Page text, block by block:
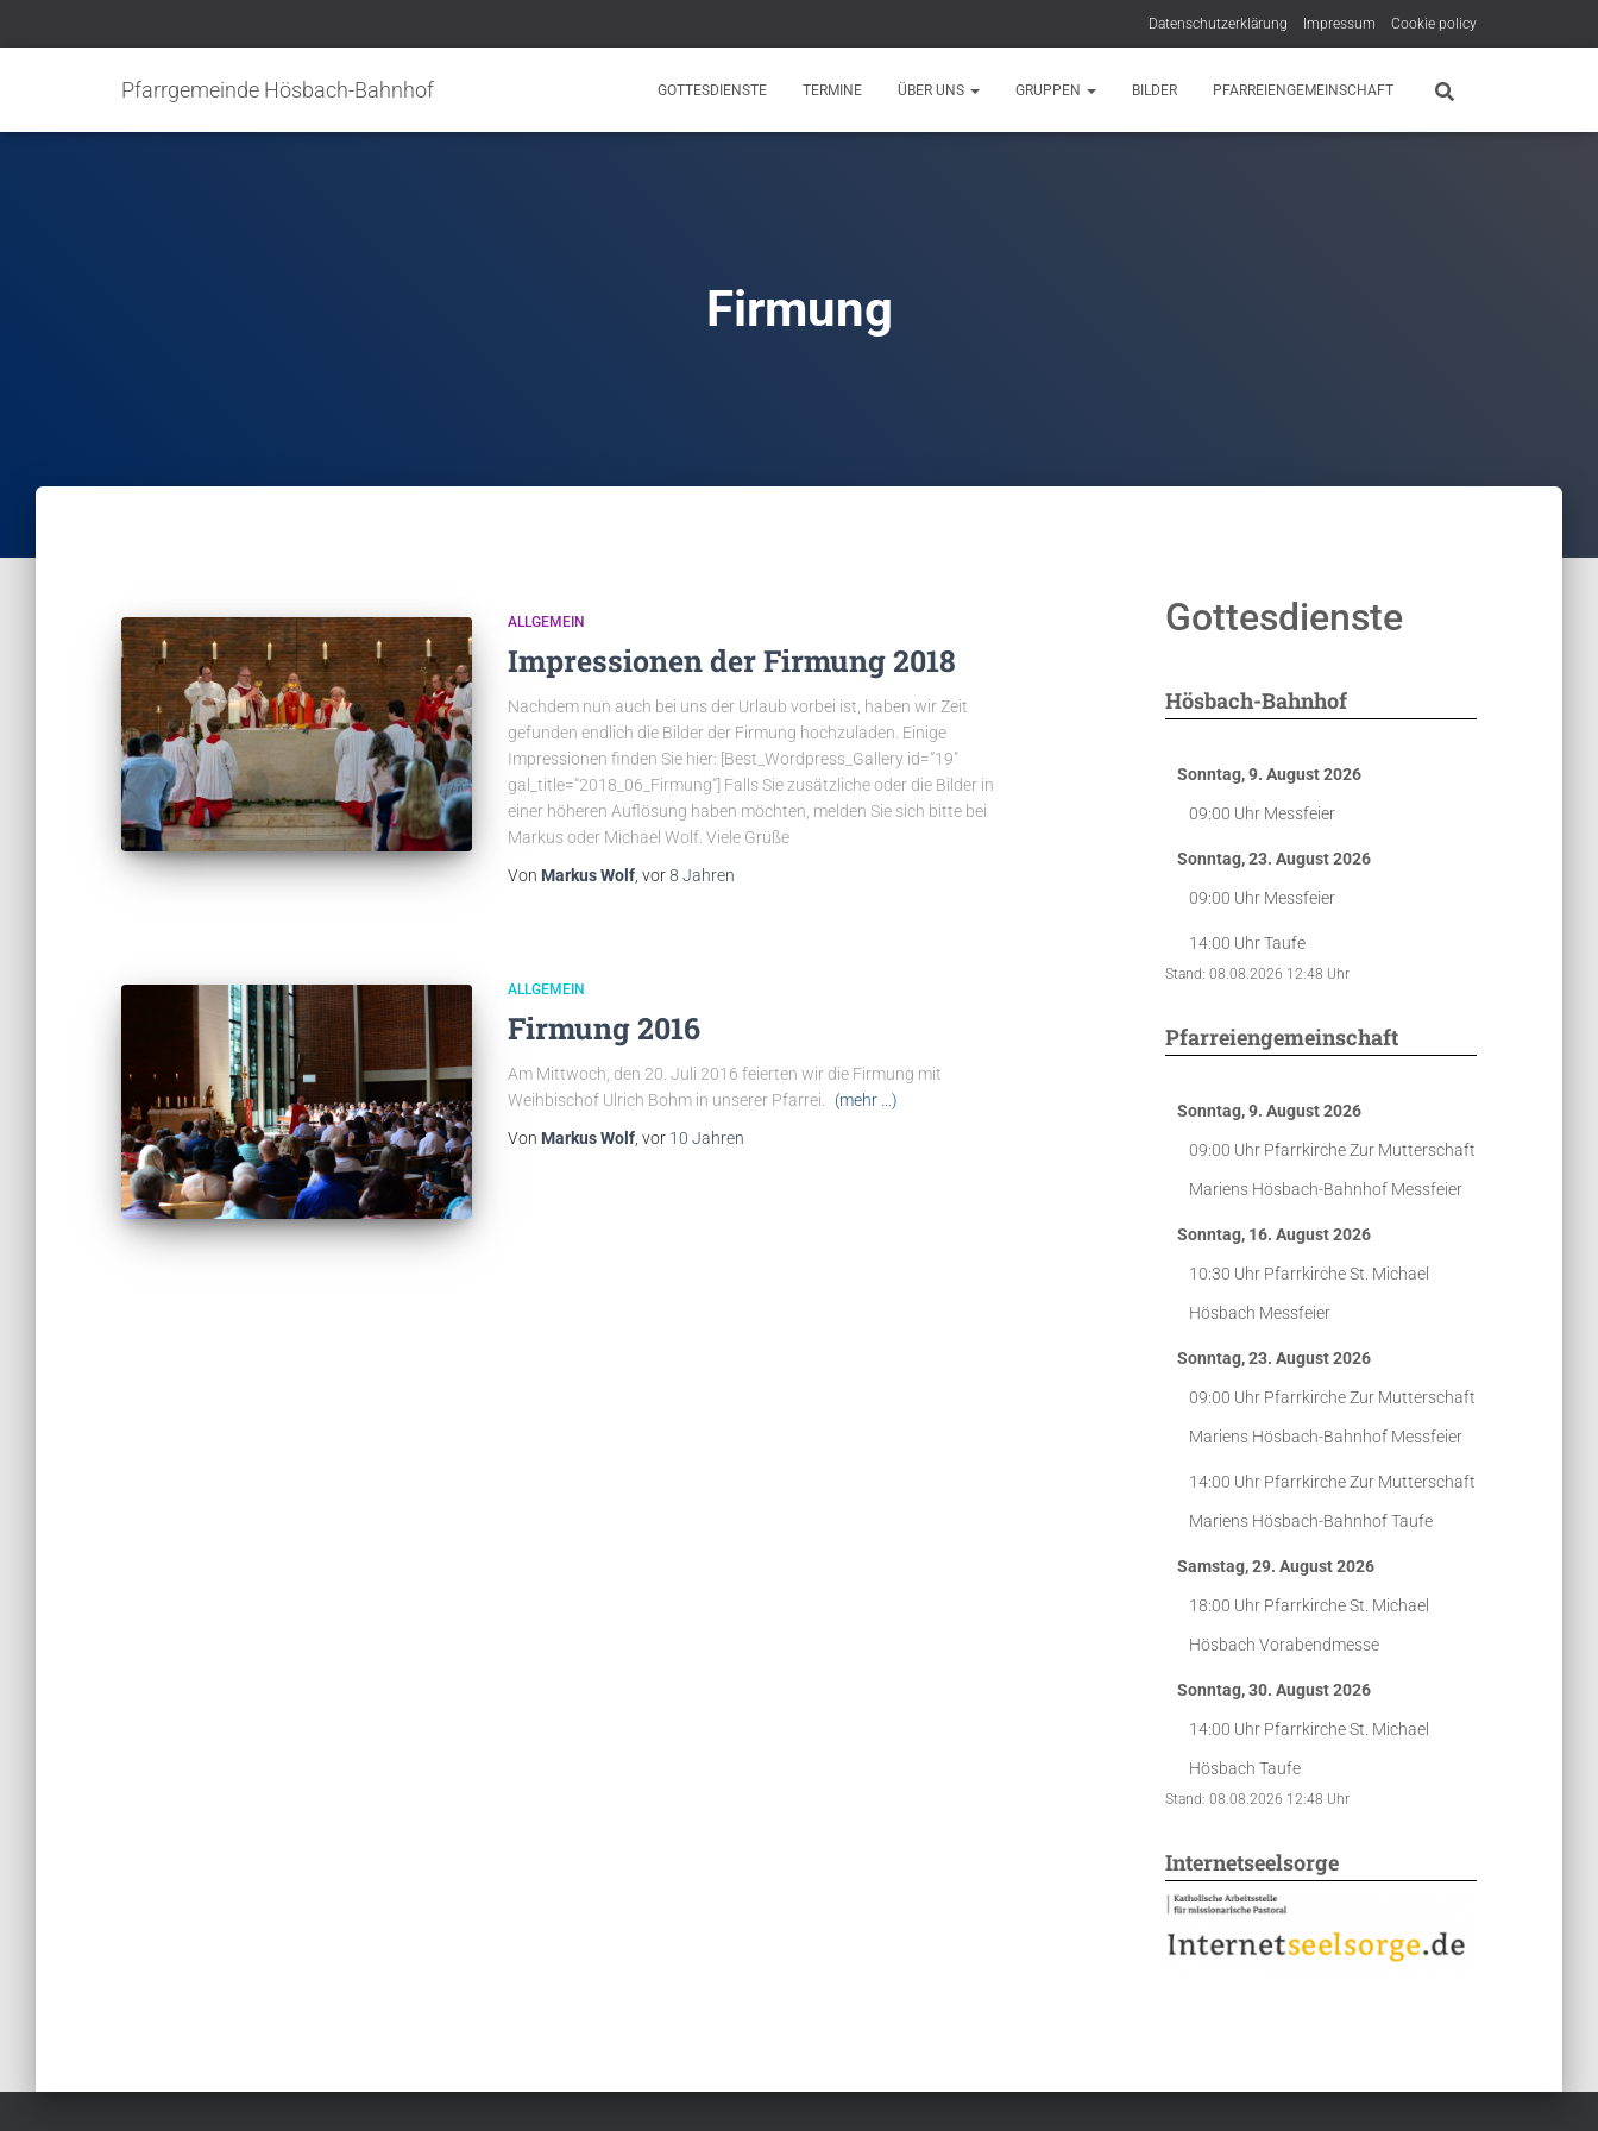
Datenschutzerklärung Impressum Cookie policy
Pfarrgemeinde Hösbach-Bahnhof GOTTESDIENSTE TERMINE ÜBER UNS GRUPPEN BILDER PFARREIENGEMEINSCHAFT
Firmung
ALLGEMEIN
Impressionen der Firmung 2018
Nachdem nun auch bei uns der Urlaub vorbei ist, haben wir Zeit
gefunden endlich die Bilder der Firmung hochzuladen. Einige
Impressionen finden Sie hier: [Best_Wordpress_Gallery id=“19″
gal_title=“2018_06_Firmung“] Falls Sie zusätzliche oder die Bilder in
einer höheren Auflösung haben möchten, melden Sie sich bitte bei
Markus oder Michael Wolf. Viele Grüße
Von Markus Wolf , vor8 Jahren
ALLGEMEIN
Firmung 2016
Am Mittwoch, den 20. Juli 2016 feierten wir die Firmung mit
Weihbischof Ulrich Bohm in unserer Pfarrei.
(mehr …)
Von Markus Wolf , vor 10 Jahren
Gottesdienste
Hösbach-Bahnhof
Sonntag, 9. August 2026
09:00 Uhr Messfeier
Sonntag, 23. August 2026
09:00 Uhr Messfeier
14:00 UhrTaufe
Stand: 08.08.2026 12:48 Uhr
Pfarreiengemeinschaft
Sonntag, 9. August 2026
09:00 Uhr Pfarrkirche Zur Mutterschaft
Mariens Hösbach-Bahnhof Messfeier
Sonntag, 16. August 2026
10:30 Uhr Pfarrkirche St. Michael
Hösbach Messfeier
Sonntag, 23. August 2026
09:00 Uhr Pfarrkirche Zur Mutterschaft
Mariens Hösbach-Bahnhof Messfeier
14:00 Uhr Pfarrkirche Zur Mutterschaft
Mariens Hösbach-Bahnhof Taufe
Samstag, 29. August 2026
18:00 Uhr Pfarrkirche St. Michael
Hösbach Vorabendmesse
Sonntag, 30. August 2026
14:00 Uhr Pfarrkirche St. Michael
Hösbach Taufe
Stand: 08.08.2026 12:48 Uhr
Internetseelsorge